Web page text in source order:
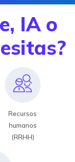
IA o
Recursos
humanos
(RRHH)